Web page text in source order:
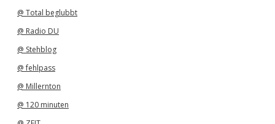
@ Total beglubbt
@ Radio DU
@ Stehblog
@ fehlpass
@ Millernton
@ 120 minuten